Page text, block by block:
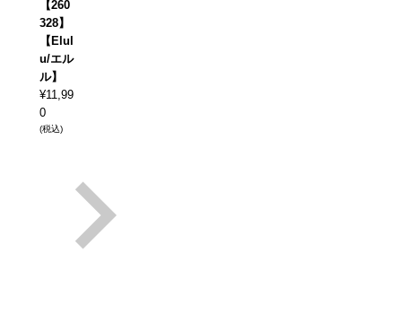
【260
328】
【Elul
u/エル
ル】
¥11,99
0
(税込)